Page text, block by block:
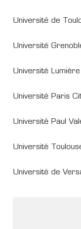
Université de
Université
Université Lumière
Université Paris
Université Paul
Université
Université de